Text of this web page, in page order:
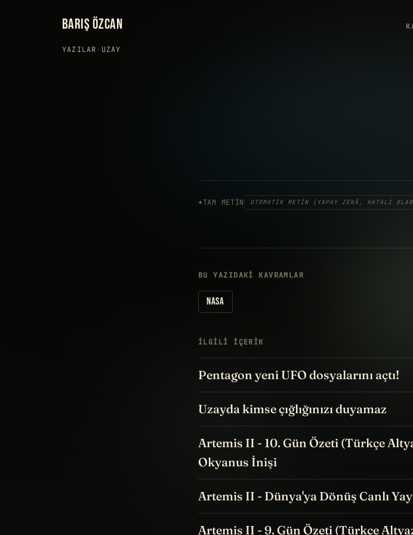
BARIŞ ÖZCAN
YAZILAR› UZAY
TAM METIN OTOMATIK METIN (YAPAY ZEKÂ, HATALI
BU YAZIDAKI KAVRAMLAR
NASA
İLGILI IÇERIK
Pentagon yeni UFO dosyalarını açtı!
Uzayda kimse çığlığınızı duyamaz
Artemis II - 10. Gün Özeti (Türkçe
Okyanus İnişi
Artemis II - Dünya'ya Dönüş Canlı
Artemis II - 9. Gün Özeti (Türkçe